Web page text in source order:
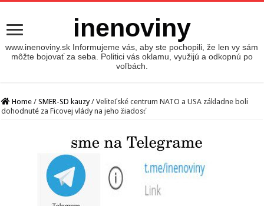
inenoviny
www.inenoviny.sk Informujeme vás, aby ste pochopili, že len vy sám
môžte bojovať za seba. Politici vás oklamu, využijú a odkopnú po
voľbách.
Home / SMER-SD kauzy / Veliteľské centrum NATO a USA základne boli
dohodnuté za Ficovej vlády na jeho žiadosť